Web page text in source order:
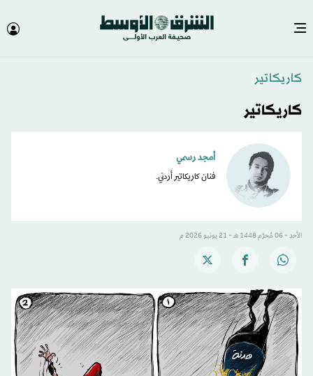
كاريكاتير
كاريكاتير
أمجد رسمي
فنان كاريكاتير أردني.
الأحد - 06 مُحرَّم 1448 هـ - 21 يونيو 2026 م